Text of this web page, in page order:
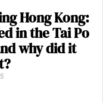
Hong Kong:
in the Tai Po
why did it